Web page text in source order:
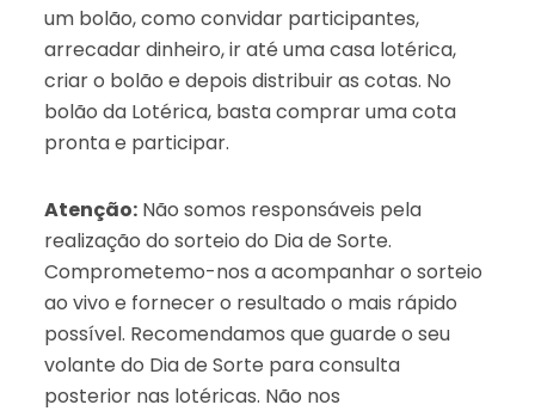
um bolão, como convidar participantes,
arrecadar dinheiro, ir até uma casa lotérica,
criar o bolão e depois distribuir as cotas. No
bolão da Lotérica, basta comprar uma cota
pronta e participar.
Atenção:Não somos responsáveis pela
realização do sorteio do Dia de Sorte.
Comprometemo-nos a acompanhar o sorteio
ao vivo e fornecer o resultado o mais rápido
possível. Recomendamos que guarde o seu
volante do Dia de Sorte para consulta
posterior nas lotéricas. Não nos